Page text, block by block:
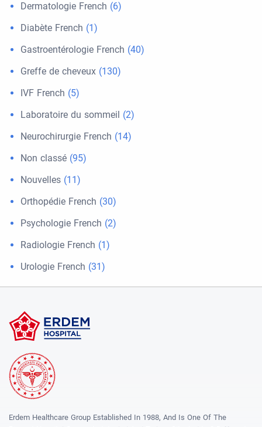
Dermatologie French (6)
Diabète French (1)
Gastroentérologie French (40)
Greffe de cheveux (130)
IVF French (5)
Laboratoire du sommeil (2)
Neurochirurgie French (14)
Non classé (95)
Nouvelles (11)
Orthopédie French (30)
Psychologie French (2)
Radiologie French (1)
Urologie French (31)
Erdem Healthcare Group Established In 1988, And Is One Of The